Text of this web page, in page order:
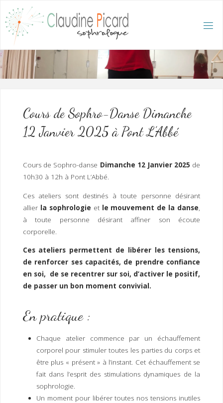
content
DIN
CAR
D :
O
PH R
L
OG
YP
A
E
UTE
QU
Cours de Sophro-Danse Dimanche
12 Janvier 2025 à Pont L’Abbé
Cours de Sophro-danse Dimanche 12 Janvier 2025 de
10h30 à 12h à Pont L’Abbé.
Ces ateliers sont destinés à toute personne désirant
allier la sophrologie et le mouvement de la danse,
à toute personne désirant affiner son écoute
corporelle.
Ces ateliers permettent de libérer les tensions,
de renforcer ses capacités, de prendre confiance
en soi, de se recentrer sur soi, d’activer le positif,
de passer un bon moment convivial.
En pratique :
Chaque atelier commence par un échauffement
corporel pour stimuler toutes les parties du corps et
être plus « présent » à l’instant. Cet échauffement se
fait dans l’esprit des stimulations dynamiques de la
sophrologie.
Un moment pour libérer toutes nos tensions inutiles